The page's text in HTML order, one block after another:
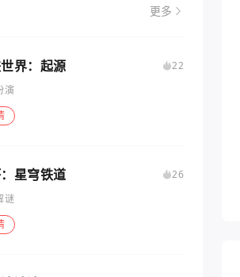
更多
界：起源
22
演
星穹铁道
26
谜